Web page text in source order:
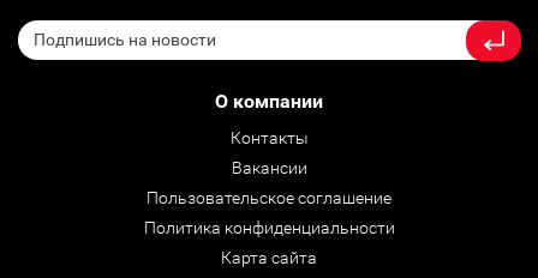
О компании
Контакты
Вакансии
Пользовательское соглашение
Политика конфиденциальности
Карта сайта